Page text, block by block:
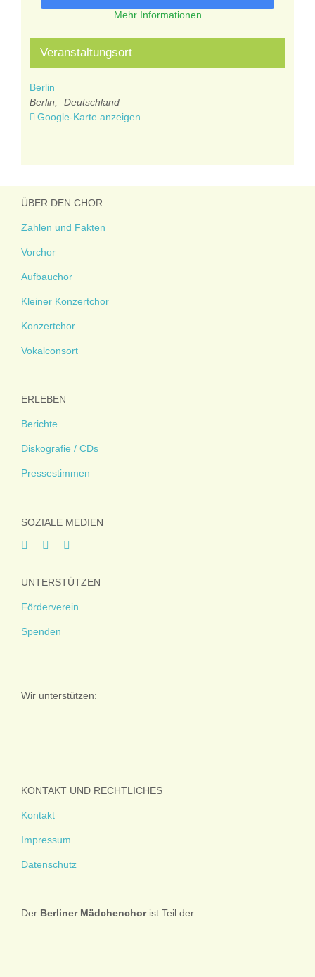
Veranstaltungsort
Berlin
Berlin
Deutschland
Google-Karte anzeigen
Mehr Informationen
ÜBER DEN CHOR
Zahlen und Fakten
Vorchor
Aufbauchor
Kleiner Konzertchor
Konzertchor
Vokalconsort
ERLEBEN
Berichte
Diskografie / CDs
Pressestimmen
SOZIALE MEDIEN
UNTERSTÜTZEN
Förderverein
Spenden
Wir unterstützen:
KONTAKT UND RECHTLICHES
Kontakt
Impressum
Datenschutz
Der Berliner Mädchenchorist Teil der